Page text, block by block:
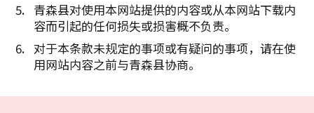
青森县对使用本网站提供的内容或从本网站下载内
容而引起的任何损失或损害概不负责。
对于本条款未规定的事项或有疑问的事项，请在使
用网站内容之前与青森县协商。